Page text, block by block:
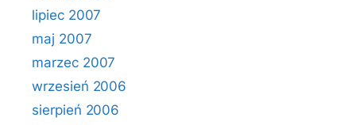
lipiec 2007
maj 2007
marzec 2007
wrzesień 2006
sierpień 2006